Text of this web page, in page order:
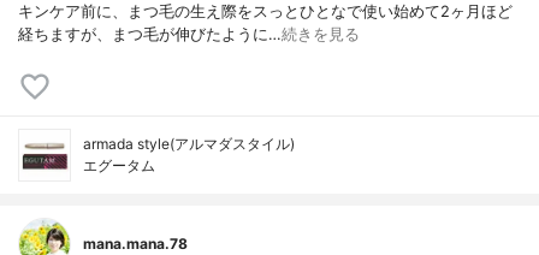
キンケア前に、まつ毛の生え際をスっとひとなで使い始めて2ヶ月ほど
経ちますが、まつ毛が伸びたように…続きを見る
armada style(アルマダスタイル)
エグータム
mana.mana.78